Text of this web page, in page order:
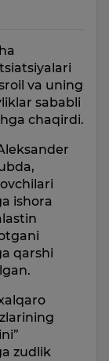
va uning
sababli
chaqirdi.
ishora
qarshi
zudlik